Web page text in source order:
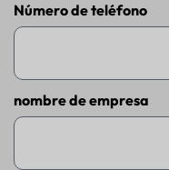
Número de teléfono
nombre de empresa